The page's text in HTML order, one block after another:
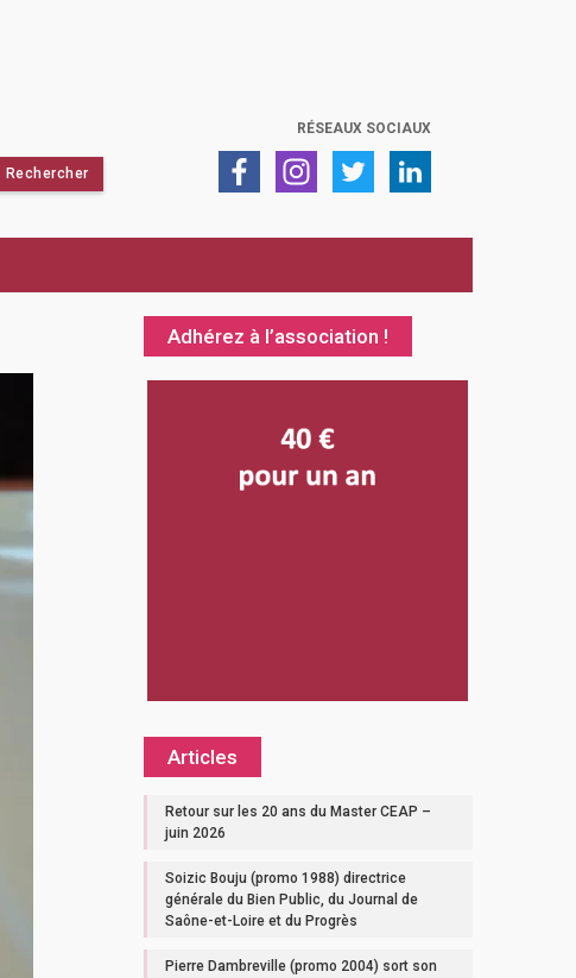
RÉSEAUX SOCIAUX
Adhérez à l’association !
Articles
Retour sur les 20 ans du Master CEAP –
juin 2026
Soizic Bouju (promo 1988) directrice
générale du Bien Public, du Journal de
Saône-et-Loire et du Progrès
Pierre Dambreville (promo 2004) sort son